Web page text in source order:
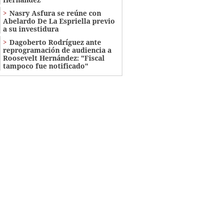
Nasry Asfura se reúne con
Abelardo De La Espriella previo
a su investidura
Dagoberto Rodríguez ante
reprogramación de audiencia a
Roosevelt Hernández: "Fiscal
tampoco fue notificado"